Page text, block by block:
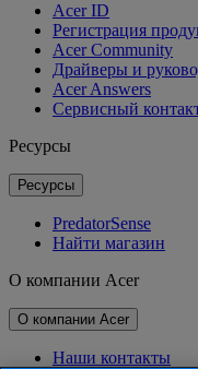
Acer ID
Регистрация
Acer Community
Драйверы и
Acer Answers
Сервисный
Ресурсы
Ресурсы
PredatorSense
Найти магазин
О компании Acer
О компании Acer
Наши контакты